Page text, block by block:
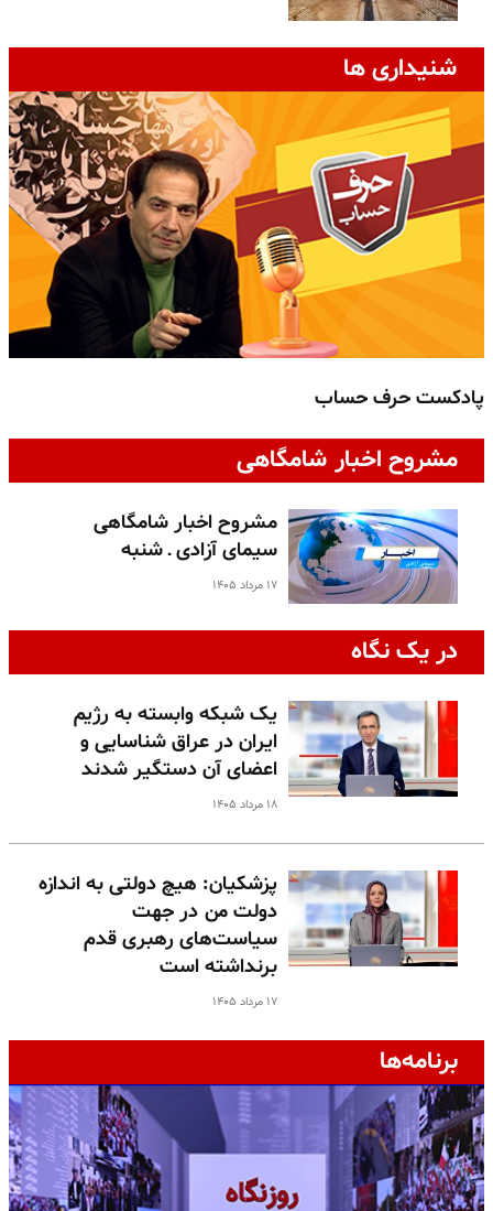
شنیداری ها
پادکست حرف حساب
مشروح اخبار شامگاهی
مشروح اخبار شامگاهی
سیمای آزادی ـ شنبه
۱۷ مرداد ۱۴۰۵
در یک نگاه
یک شبکه وابسته به رژیم
ایران در عراق شناسایی و
اعضای آن دستگیر شدند
۱۸ مرداد ۱۴۰۵
پزشکیان: هیچ دولتی به اندازه
دولت من در جهت
سیاست‌های رهبری قدم
برنداشته است
۱۷ مرداد ۱۴۰۵
برنامه‌ها